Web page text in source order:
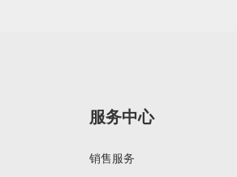
服务中心
销售服务